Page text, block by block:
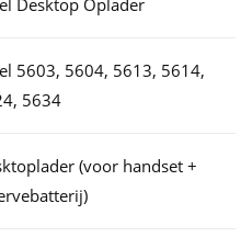
Desktop Oplader
5603, 5604, 5613, 5614,
5634
(voor handset +